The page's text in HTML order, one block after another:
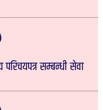
परिचयपत्र सम्बन्धी सेवा